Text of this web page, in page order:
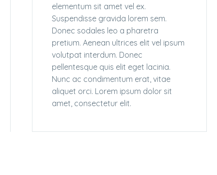
elementum sit amet vel ex.
Suspendisse gravida lorem sem.
Donec sodales leo a pharetra
pretium. Aenean ultrices elit vel ipsum
volutpat interdum. Donec
pellentesque quis elit eget lacinia.
Nunc ac condimentum erat, vitae
aliquet orci. Lorem ipsum dolor sit
amet, consectetur elit.